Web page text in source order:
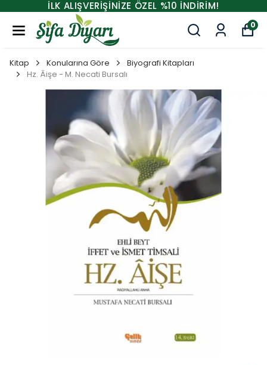
İLK ALIŞVERİŞİNİZE ÖZEL %10 İNDİRİM!
0
Kitap Konularına Göre
Biyografi Kitapları
Hz. Âişe - M. Necati Bursalı